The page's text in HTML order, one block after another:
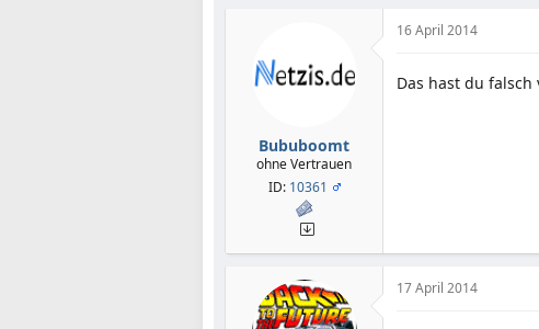
Bububoomt
ohne Vertrauen
ID: 10361
16 April 2014
Das hast du
17 April 2014